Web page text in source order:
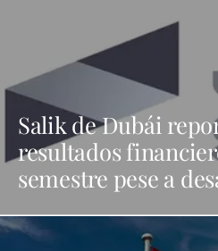
Salik de Dubái
resultados
semestre pese a